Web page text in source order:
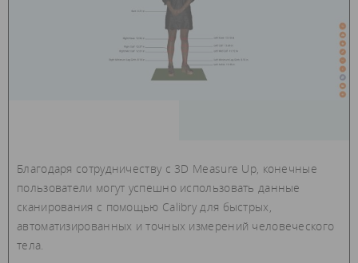
Благодаря сотрудничеству с 3D Measure Up, конечные
пользователи могут успешно использовать данные
сканирования с помощью Calibry для быстрых,
автоматизированных и точных измерений человеческого
тела.